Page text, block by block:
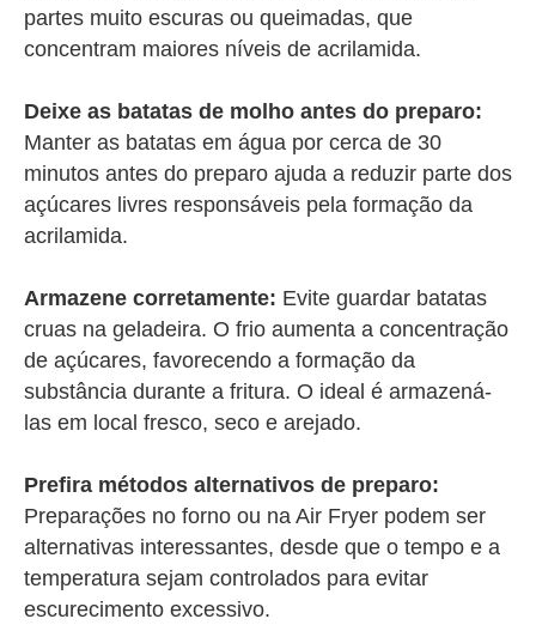
partes muito escuras ou queimadas, que
concentram maiores níveis de acrilamida.
Deixe as batatas de molho antes do preparo:
Manter as batatas em água por cerca de 30
minutos antes do preparo ajuda a reduzir parte dos
açúcares livres responsáveis pela formação da
acrilamida.
Armazene corretamente: Evite guardar batatas
cruas na geladeira. O frio aumenta a concentração
de açúcares, favorecendo a formação da
substância durante a fritura. O ideal é armazená-
las em local fresco, seco e arejado.
Prefira métodos alternativos de preparo:
Preparações no forno ou na Air Fryer podem ser
alternativas interessantes, desde que o tempo e a
temperatura sejam controlados para evitar
escurecimento excessivo.